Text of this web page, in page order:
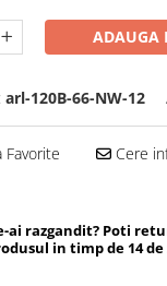
ADAUGA
arl-120B-66-NW-12
Favorite Cere
ai razgandit? Poti
in timp de 14 de